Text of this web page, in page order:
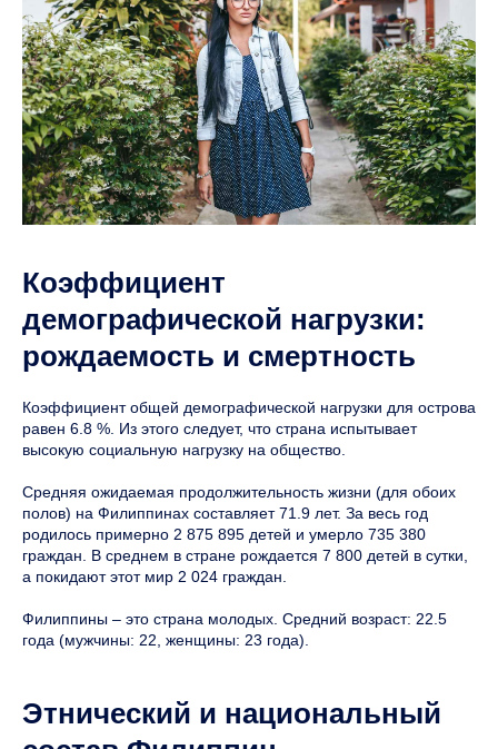
Коэффициент
демографической нагрузки:
рождаемость и смертность
Коэффициент общей демографической нагрузки для острова
равен 6.8 %. Из этого следует, что страна испытывает
высокую социальную нагрузку на общество.
Средняя ожидаемая продолжительность жизни (для обоих
полов) на Филиппинах составляет 71.9 лет. За весь год
родилось примерно 2 875 895 детей и умерло 735 380
граждан. В среднем в стране рождается 7 800 детей в сутки,
а покидают этот мир 2 024 граждан.
Филиппины – это страна молодых. Средний возраст: 22.5
года (мужчины: 22, женщины: 23 года).
Этнический и национальный